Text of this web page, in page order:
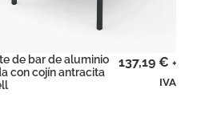
de bar de aluminio
con cojín antracita
137,19 € +
IVA